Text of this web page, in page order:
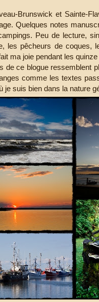
Brunswick et Sainte-
Quelques notes
Peu de lecture,
les pêcheurs de coques,
ma joie pendant les quinze
de ce blogue ressemblent
comme les textes
suis bien dans la nature